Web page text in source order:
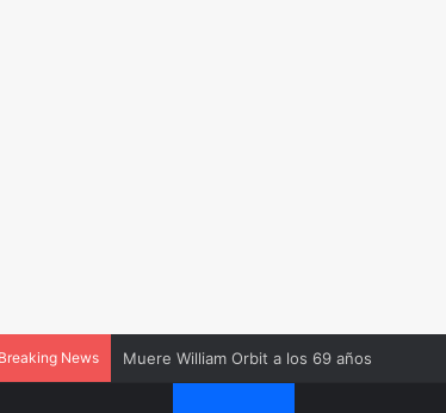
Breaking News Muere William Orbit a los 69 años